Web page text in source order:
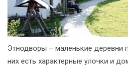
Этнодворы – маленькие деревни
них есть характерные улочки и